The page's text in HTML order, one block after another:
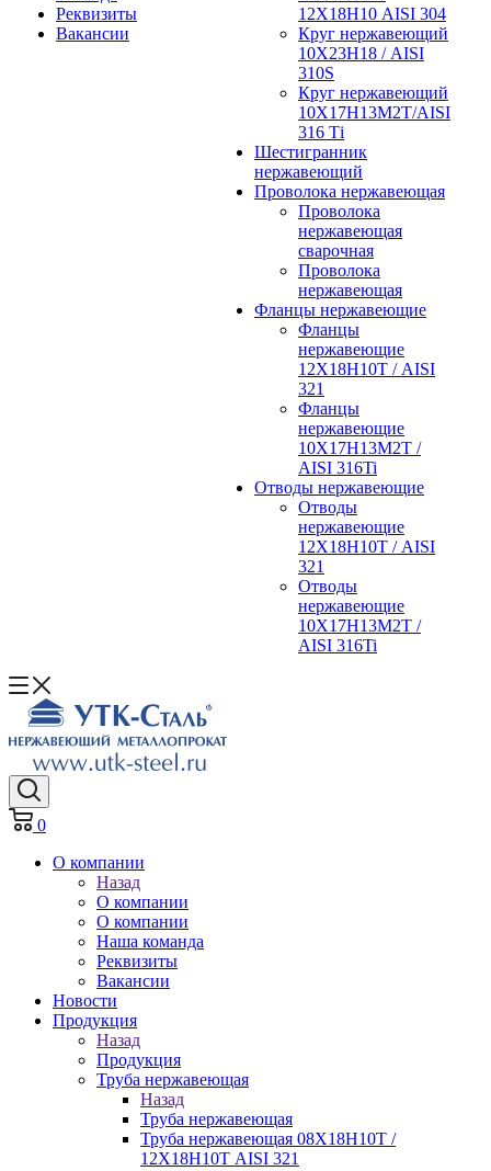
Реквизиты
Вакансии
12Х18Н10 AISI 304
Круг нержавеющий
10Х23Н18 / AISI
310S
Круг нержавеющий
10Х17Н13М2Т/AISI
316 Тi
Шестигранник
нержавеющий
Проволока нержавеющая
Проволока
нержавеющая
сварочная
Проволока
нержавеющая
Фланцы нержавеющие
Фланцы
нержавеющие
12Х18Н10Т / AISI
321
Фланцы
нержавеющие
10Х17Н13М2Т /
AISI 316Ti
Отводы нержавеющие
Отводы
нержавеющие
12Х18Н10Т / AISI
321
Отводы
нержавеющие
10Х17Н13М2Т /
AISI 316Ti
0
О компании
Назад
О компании
О компании
Наша команда
Реквизиты
Вакансии
Новости
Продукция
Назад
Продукция
Труба нержавеющая
Назад
Труба нержавеющая
Труба нержавеющая 08Х18Н10Т /
12Х18Н10Т AISI 321